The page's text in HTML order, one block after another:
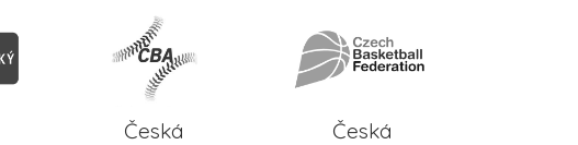
Česká
Česká